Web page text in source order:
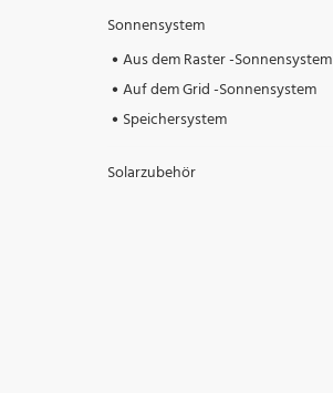
Sonnensystem
Aus dem Raster -Sonnensystem
Auf dem Grid -Sonnensystem
Speichersystem
Solarzubehör